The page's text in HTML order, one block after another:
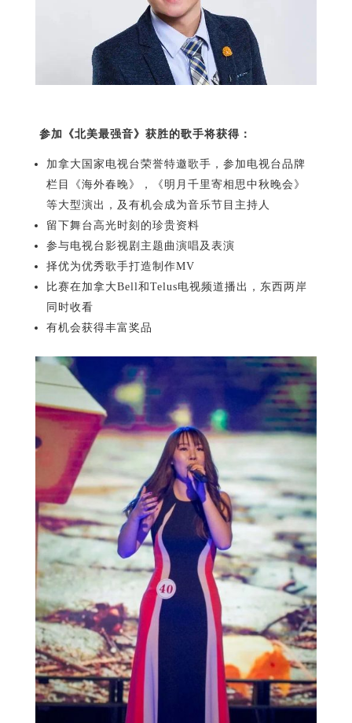
参加《北美最强音》获胜的歌手将获得：
加拿大国家电视台荣誉特邀歌手，参加电视台品牌
栏目《海外春晚》，《明月千里寄相思中秋晚会》
等大型演出，及有机会成为音乐节目主持人
留下舞台高光时刻的珍贵资料
参与电视台影视剧主题曲演唱及表演
择优为优秀歌手打造制作MV
比赛在加拿大Bell和Telus电视频道播出，东西两岸
同时收看
有机会获得丰富奖品